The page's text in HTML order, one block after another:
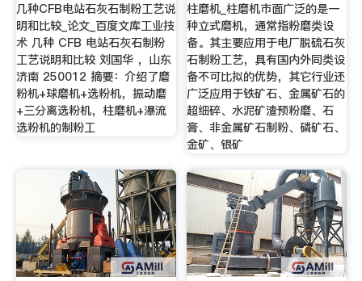
几种CFB电站石灰石制粉工艺说
明和比较_论文_百度文库工业技
术 几种 CFB 电站石灰石制粉
工艺说明和比较 刘国华 ，山东
济南 250012 摘要：介绍了磨
粉机+球磨机+选粉机，振动磨
+三分离选粉机，柱磨机+瀑流
选粉机的制粉工
柱磨机_柱磨机市面广泛的是一
种立式磨机，通常指粉磨类设
备。其主要应用于电厂脱硫石灰
石制粉工艺，具有国内外同类设
备不可比拟的优势，其它行业还
广泛应用于铁矿石、金属矿石的
超细碎、水泥矿渣预粉磨、石
膏、非金属矿石制粉、磷矿石、
金矿、银矿